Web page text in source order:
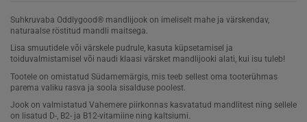
Suhkruvaba Oddlygood® mandlijook on imeliselt mahe ja värskendav,
naturaalse röstitud mandli maitsega.
Lisa smuutidele või värskele pudrule, kasuta küpsetamisel ja
toiduvalmistamisel või naudi klaasi värsket mandlijooki alati, kui isu tuleb!
Tootele on omistatud Südamemärgis, mis teeb sellest oma tooterühmas
parema valiku rasva ja soola sisalduse poolest.
Jook on valmistatud Vahemere piirkonnas kasvatatud mandlitest ning sellele
on lisatud D-, B2- ja B12-vitamiine ning kaltsiumi.